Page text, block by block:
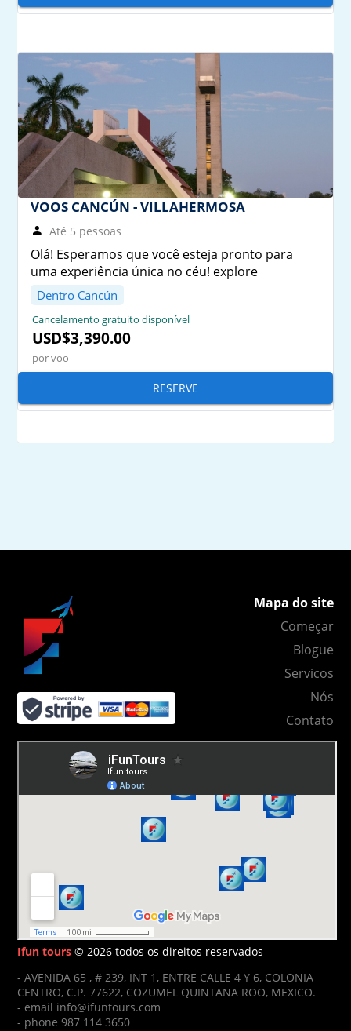
VOOS CANCÚN - VILLAHERMOSA
Até 5 pessoas
Olá! Esperamos que você esteja pronto para
uma experiência única no céu! explore
Dentro Cancún
Cancelamento gratuito disponível
USD$3,390.00
por voo
RESERVE
Mapa do site
Começar
Blogue
Servicos
Nós
Contato
Ifun tours © 2026 todos os direitos reservados
- AVENIDA 65 , # 239, INT 1, ENTRE CALLE 4 Y 6, COLONIA
CENTRO, C.P. 77622, COZUMEL QUINTANA ROO, MEXICO.
- email info@ifuntours.com
- phone 987 114 3650